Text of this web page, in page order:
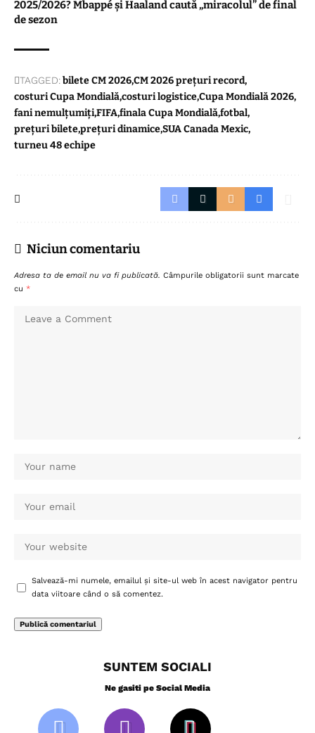
2025/2026? Mbappé și Haaland caută „miracolul” de final
de sezon
TAGGED:bilete CM 2026CM 2026 prețuri record
costuri Cupa Mondialăcosturi logisticeCupa Mondială 2026
fani nemulțumițiFIFAfinala Cupa Mondialăfotbal
prețuri bileteprețuri dinamiceSUA Canada Mexic
turneu 48 echipe
Niciun comentariu
Adresa ta de email nu va fi publicată. Câmpurile obligatorii sunt marcate
cu *
Salvează-mi numele, emailul și site-ul web în acest navigator pentru
data viitoare când o să comentez.
SUNTEM SOCIALI
Ne gasiti pe Social Media